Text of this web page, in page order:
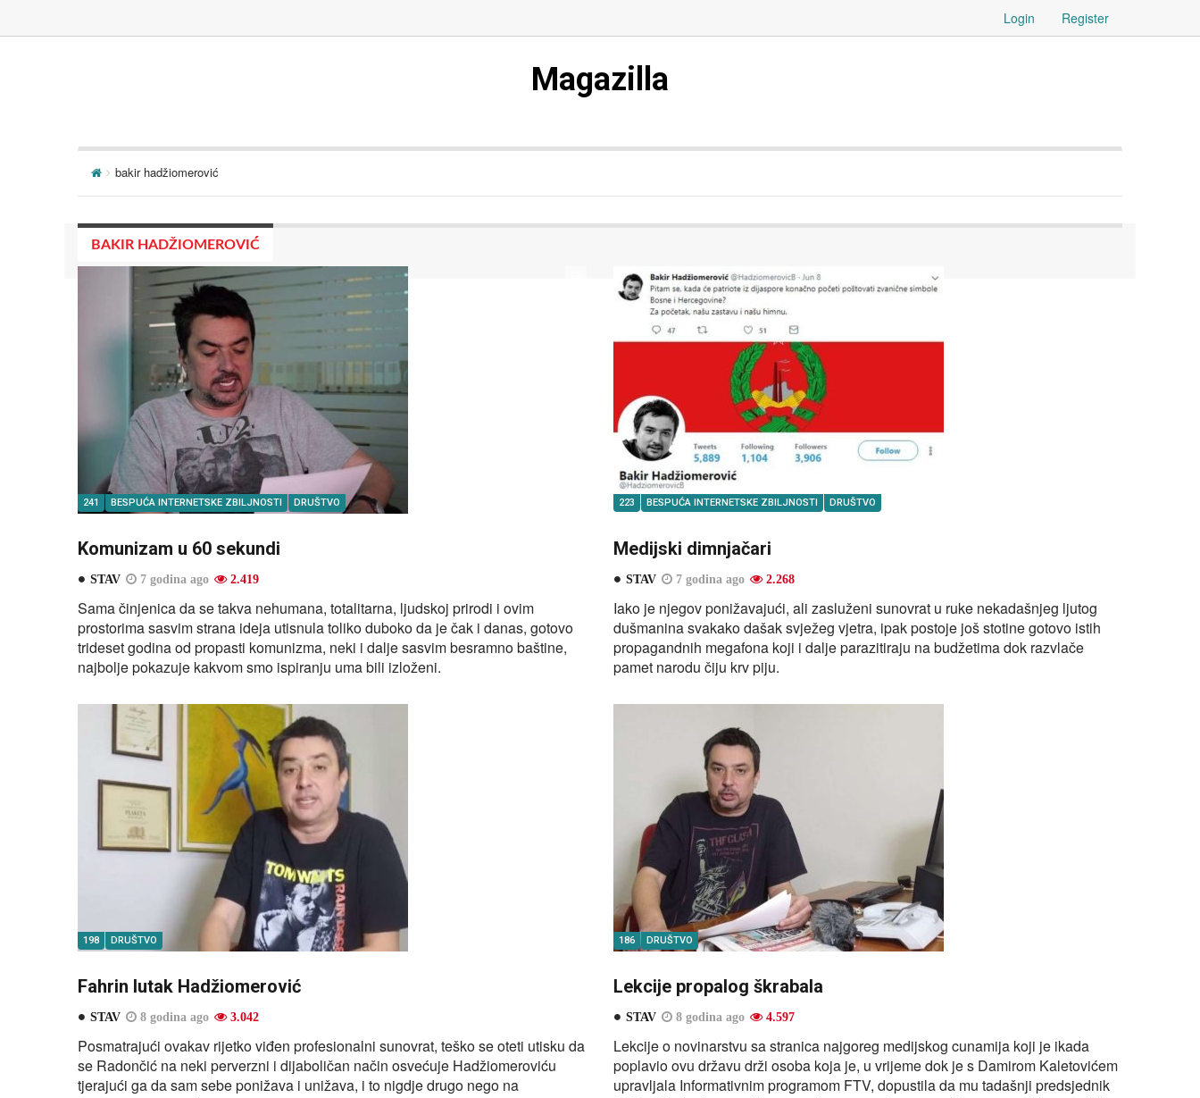
Login Register
Magazilla
bakir hadžiomerović
BAKIR HADŽIOMEROVIĆ
241 BESPUĆA INTERNETSKE ZBILJNOSTI DRUŠTVO
Komunizam u 60 sekundi
STAV 7 godina ago 2.419
Sama činjenica da se takva nehumana, totalitarna, ljudskoj prirodi i ovim
prostorima sasvim strana ideja utisnula toliko duboko da je čak i danas, gotovo
trideset godina od propasti komunizma, neki i dalje sasvim besramno baštine,
najbolje pokazuje kakvom smo ispiranju uma bili izloženi.
223 BESPUĆA INTERNETSKE ZBILJNOSTI DRUŠTVO
Medijski dimnjačari
STAV 7 godina ago 2.268
Iako je njegov ponižavajući, ali zasluženi sunovrat u ruke nekadašnjeg ljutog
dušmanina svakako dašak svježeg vjetra, ipak postoje još stotine gotovo istih
propagandnih megafona koji i dalje parazitiraju na budžetima dok razvlače
pamet narodu čiju krv piju.
198 DRUŠTVO
Fahrin lutak Hadžiomerović
STAV 8 godina ago 3.042
Posmatrajući ovakav rijetko viđen profesionalni sunovrat, teško se oteti utisku da
se Radončić na neki perverzni i dijaboličan način osvećuje Hadžiomeroviću
tjerajući ga da sam sebe ponižava i unižava, i to nigdje drugo nego na
186 DRUŠTVO
Lekcije propalog škrabala
STAV 8 godina ago 4.597
Lekcije o novinarstvu sa stranica najgoreg medijskog cunamija koji je ikada
poplavio ovu državu drži osoba koja je, u vrijeme dok je s Damirom Kaletovićem
upravljala Informativnim programom FTV, dopustila da mu tadašnji predsjednik